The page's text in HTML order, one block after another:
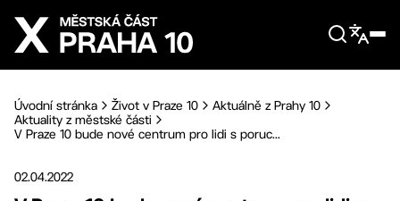
Přejít na hlavní obsah
Úvodní stránka Život v Praze 10
Aktuálně z Prahy 10
Aktuality z městské části
V Praze 10 bude nové centrum pro lidi s poruc...
02.04.2022